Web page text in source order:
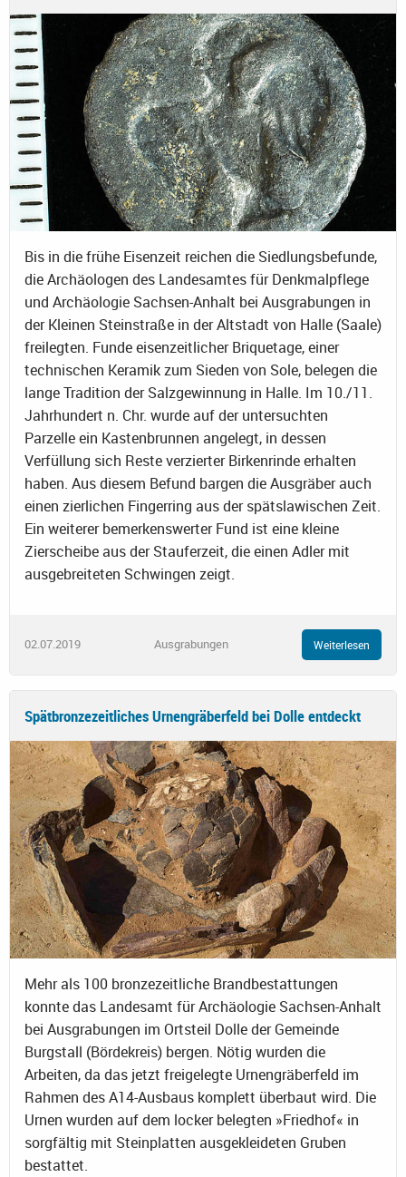
Bis in die frühe Eisenzeit reichen die Siedlungsbefunde,
die Archäologen des Landesamtes für Denkmalpflege
und Archäologie Sachsen-Anhalt bei Ausgrabungen in
der Kleinen Steinstraße in der Altstadt von Halle (Saale)
freilegten. Funde eisenzeitlicher Briquetage, einer
technischen Keramik zum Sieden von Sole, belegen die
lange Tradition der Salzgewinnung in Halle. Im 10./11.
Jahrhundert n. Chr. wurde auf der untersuchten
Parzelle ein Kastenbrunnen angelegt, in dessen
Verfüllung sich Reste verzierter Birkenrinde erhalten
haben. Aus diesem Befund bargen die Ausgräber auch
einen zierlichen Fingerring aus der spätslawischen Zeit.
Ein weiterer bemerkenswerter Fund ist eine kleine
Zierscheibe aus der Stauferzeit, die einen Adler mit
ausgebreiteten Schwingen zeigt.
02.07.2019 Ausgrabungen Weiterlesen
Spätbronzezeitliches Urnengräberfeld bei Dolle entdeckt
Mehr als 100 bronzezeitliche Brandbestattungen
konnte das Landesamt für Archäologie Sachsen-Anhalt
bei Ausgrabungen im Ortsteil Dolle der Gemeinde
Burgstall (Bördekreis) bergen. Nötig wurden die
Arbeiten, da das jetzt freigelegte Urnengräberfeld im
Rahmen des A14-Ausbaus komplett überbaut wird. Die
Urnen wurden auf dem locker belegten »Friedhof« in
sorgfältig mit Steinplatten ausgekleideten Gruben
bestattet.